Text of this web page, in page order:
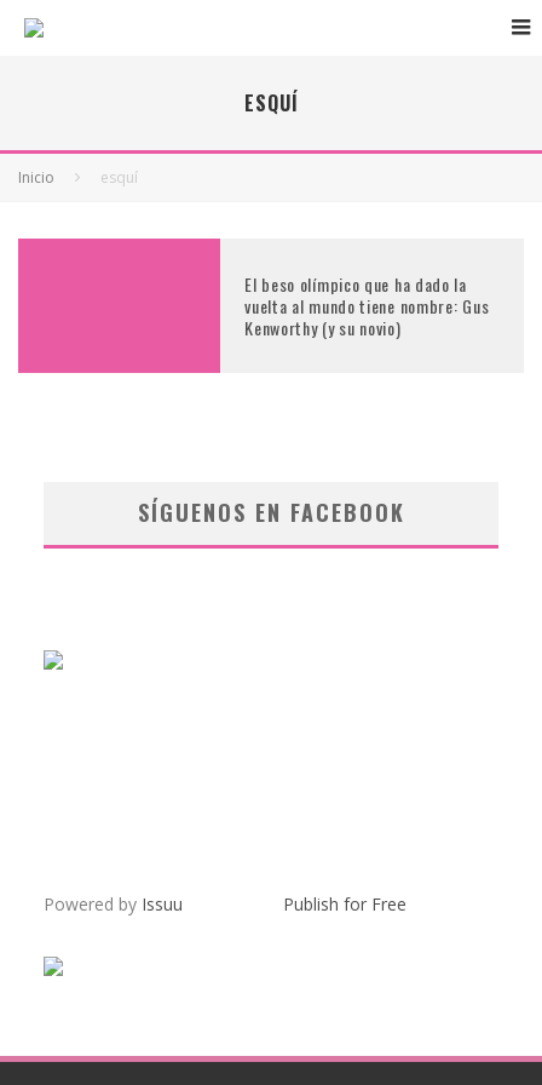
ESQUÍ
Inicio esquí
El beso olímpico que ha dado la
vuelta al mundo tiene nombre: Gus
Kenworthy (y su novio)
SÍGUENOS EN FACEBOOK
Powered by Issuu Publish for Free